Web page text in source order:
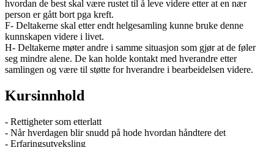
hvordan de best skal være rustet til å leve videre etter at en nær
person er gått bort pga kreft.
F- Deltakerne skal etter endt helgesamling kunne bruke denne
kunnskapen videre i livet.
H- Deltakerne møter andre i samme situasjon som gjør at de føler
seg mindre alene. De kan holde kontakt med hverandre etter
samlingen og være til støtte for hverandre i bearbeidelsen videre.
Kursinnhold
- Rettigheter som etterlatt
- Når hverdagen blir snudd på hode hvordan håndtere det
- Erfaringsutveksling